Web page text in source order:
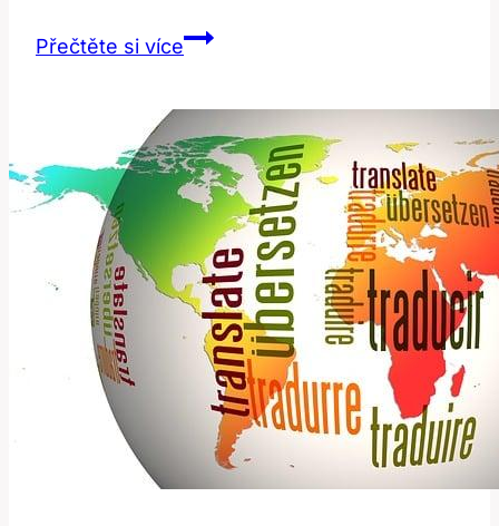
Přečtěte si víceMucus:
Význam
Slova
Pro
Hlen